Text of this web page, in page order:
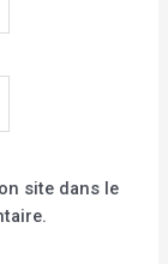
site dans le